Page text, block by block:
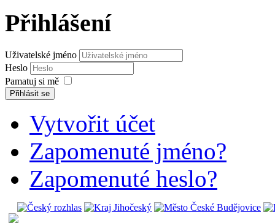
Přihlášení
Uživatelské jméno
Heslo
Pamatuj si mě
Přihlásit se
Vytvořit účet
Zapomenuté jméno?
Zapomenuté heslo?